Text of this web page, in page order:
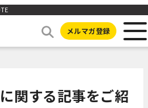
メルマガ登録
関する記事をご紹